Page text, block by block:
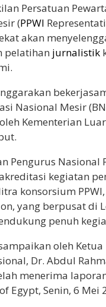
Persatuan
(PPWI
akan
pelatihan jurnalistik
Nasional Mesir
Kementerian
Pengurus Nasional
kegiatan
konsorsium
yang berpusat di
penuh
oleh Ketua
Dr. Abdul
menerima
Egypt, Senin, 6 Mei